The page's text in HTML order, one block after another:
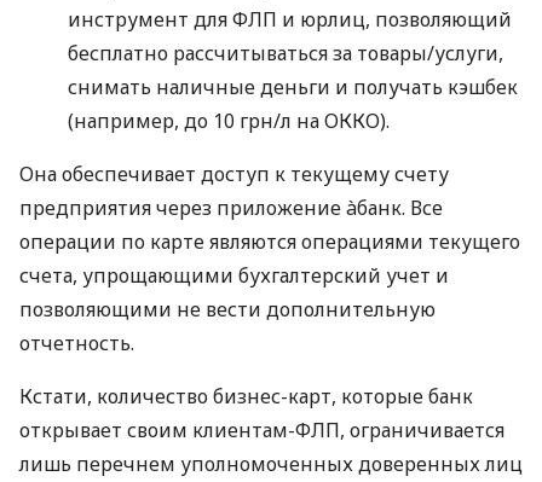
инструмент для ФЛП и юрлиц, позволяющий
бесплатно рассчитываться за товары/услуги,
снимать наличные деньги и получать кэшбек
(например, до 10 грн/л на ОККО).
Она обеспечивает доступ к текущему счету
предприятия через приложение àбанк. Все
операции по карте являются операциями текущего
счета, упрощающими бухгалтерский учет и
позволяющими не вести дополнительную
отчетность.
Кстати, количество бизнес-карт, которые банк
открывает своим клиентам-ФЛП, ограничивается
лишь перечнем уполномоченных доверенных лиц